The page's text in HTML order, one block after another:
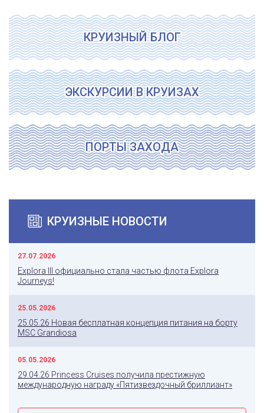
КРУИЗНЫЙ БЛОГ
ЭКСКУРСИИ В КРУИЗАХ
ПОРТЫ ЗАХОДА
КРУИЗНЫЕ НОВОСТИ
27.07.2026
Explora III официально стала частью флота Explora
Journeys!
25.05.2026
25.05.26 Новая бесплатная концепция питания на борту
MSC Grandiosa
05.05.2026
29.04.26 Princess Cruises получила престижную
международную награду «Пятизвездочный бриллиант»